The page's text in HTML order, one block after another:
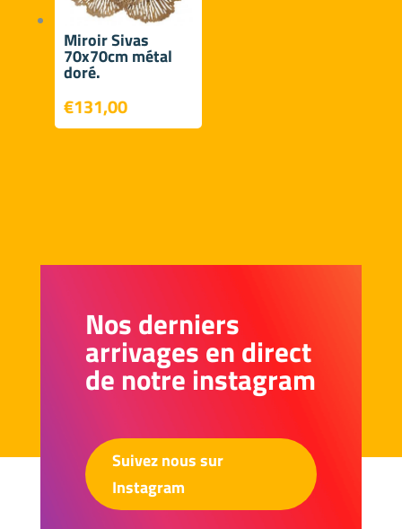
Miroir Sivas
70x70cm métal
doré.
€131,00
Nos derniers
arrivages en direct
de notre instagram
Suivez nous sur
Instagram